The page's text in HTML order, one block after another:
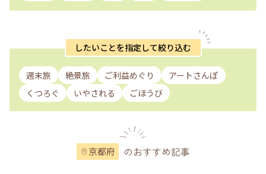
したいことを指定して絞り込む
週末旅 絶景旅 ご利益めぐり
アートさんぽ
くつろぐ
いやされる ごほうび
京都府 のおすすめ記事